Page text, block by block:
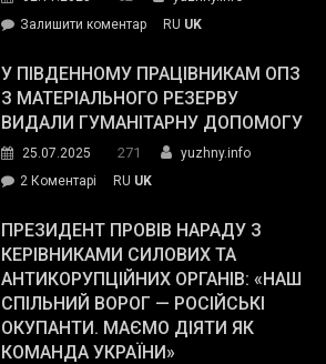
Залишити коментарon
завойовує
симпатії
виборців
The
Street
Journal.
RU UK
У ПІВДЕННОМУ ПРАЦІВНИКАМ ОПЗ
З МАТЕРІАЛЬНОГО РЕЗЕРВУ
ВИДАЛИ ГУМАНІТАРНУ ДОПОМОГУ
25.07.2025 271
yuzhny.info
2 Коментарі
Південному
працівникам
ОПЗ
з
матеріального
резерву
RU UK
ПРЕЗИДЕНТ ПРОВІВ НАРАДУ З
КЕРІВНИКАМИ СИЛОВИХ ТА
АНТИКОРУПЦІЙНИХ ОРГАНІВ: «НАШ
СПІЛЬНИЙ ВОРОГ — РОСІЙСЬКІ
ОКУПАНТИ. МАЄМО ДІЯТИ ЯК
КОМАНДА УКРАЇНИ»